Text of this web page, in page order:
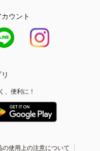
ウント
、便利に！
の使用上の注意について